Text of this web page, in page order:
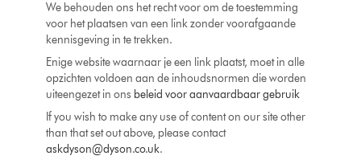
We behouden ons het recht voor om de toestemming
voor het plaatsen van een link zonder voorafgaande
kennisgeving in te trekken.
Enige website waarnaar je een link plaatst, moet in alle
opzichten voldoen aan de inhoudsnormen die worden
uiteengezet in ons beleid voor aanvaardbaar gebruik
If you wish to make any use of content on our site other
than that set out above, please contact
askdyson@dyson.co.uk.